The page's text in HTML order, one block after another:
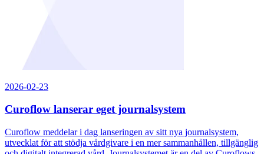
2026-02-23
Curoflow lanserar eget journalsystem
Curoflow meddelar i dag lanseringen av sitt nya journalsystem,
utvecklat för att stödja vårdgivare i en mer sammanhållen, tillgänglig